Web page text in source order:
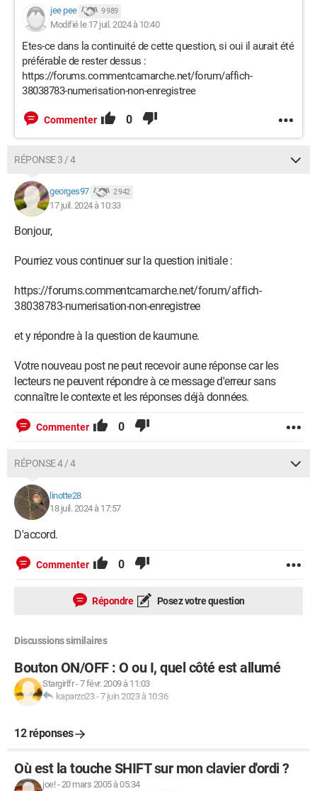
jee pee 9 989
Modifié le 17 juil. 2024 à 10:40
Etes-ce dans la continuité de cette question, si oui il aurait été
préférable de rester dessus :
https://forums.commentcamarche.net/forum/affich-
38038783-numerisation-non-enregistree
Commenter 0
RÉPONSE 3 / 4
georges97 2 942
17 juil. 2024 à 10:33
Bonjour,
Pourriez vous continuer sur la question initiale :
https://forums.commentcamarche.net/forum/affich-
38038783-numerisation-non-enregistree
et y répondre à la question de kaumune.
Votre nouveau post ne peut recevoir aune réponse car les
lecteurs ne peuvent répondre à ce message d'erreur sans
connaître le contexte et les réponses déjà données.
Commenter 0
RÉPONSE 4 / 4
linotte28
18 juil. 2024 à 17:57
D'accord.
Commenter 0
Répondre Posez votre question
Discussions similaires
Bouton ON/OFF : O ou I, quel côté est allumé
Stargirlfr-7 févr. 2009 à 11:03
kaparzo23-7 juin 2023 à 10:36
12 réponses
Où est la touche SHIFT sur mon clavier d'ordi ?
joe!-20 mars 2005 à 05:34